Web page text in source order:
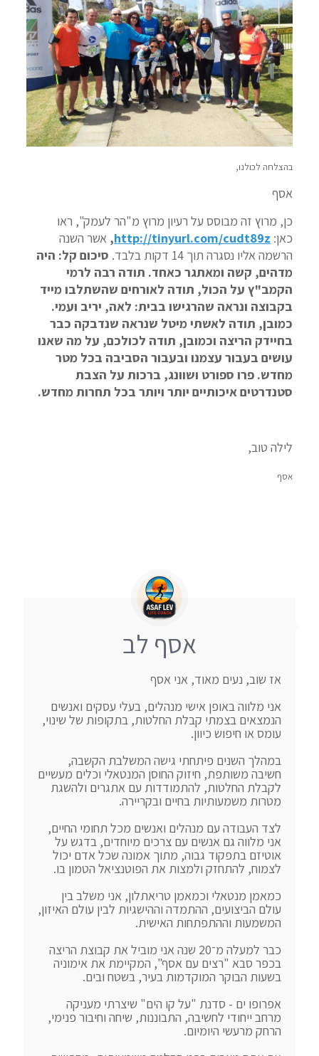
בהצלחה לכולנו,
אסף
כן, מרוץ זה מבוסס על רעיון מרוץ מ"הר לעמק", ראו
כאן: http://tinyurl.com/cudt89z
, אשר השנה
הרשמה אליו נסגרה תוך 14 דקות בלבד.
סיכום קל: היה
מדהים, קשה ומאתגר כאחד. תודה רבה לרמי
הקמב"ץ על הכול, תודה לאורחים שהשתלבו מייד
בקבוצה ונראה שהרגישו בבית: לאה, יריב ועמי.
כמובן, תודה לאשתי מיטל שנראה שנדבקה כבר
בחיידק הריצה וכמובן, תודה לכולכם, על מה שאנו
עושים בעבור עצמנו ובעבור הסביבה בכל מטר
מחדש. פרו ספורט ושוונג, ברכות על הצבת
סטנדרטים איכותיים יותר ויותר בכל תחרות מחדש.
לילה טוב,
אסף
אסף לב